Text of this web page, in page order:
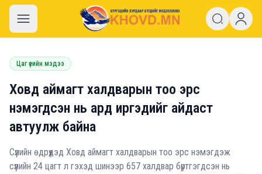
khovd.mn
Цаг үеийн мэдээ
Ховд аймагт халдварын тоо эрс
нэмэгдсэн нь ард иргэдийг айдаст
автуулж байна
Сүүлийн өдрүүдэд Ховд аймагт халдварын тоо эрс нэмэгдэж
сүүлийн 24 цагт л гэхэд шинээр 657 халдвар бүртгэгдсэн нь